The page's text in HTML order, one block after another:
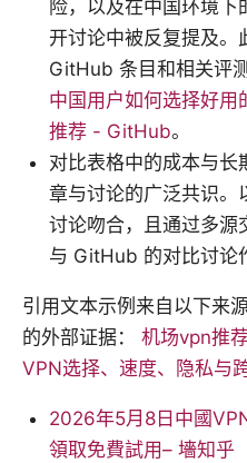
险，以及在中国环境
开讨论中被反复提及。
GitHub 条目和相关评
中国用户如何选择好用
推荐 - GitHub。
对比表格中的成本与长
章与讨论的广泛共识
讨论吻合，且通过多
与 GitHub 的对比讨论
引用文本示例来自以下来
的外部证据： 机场vpn推
VPN选择、速度、隐私与
2026年5月8日中國
領取免費試用– 墻知乎